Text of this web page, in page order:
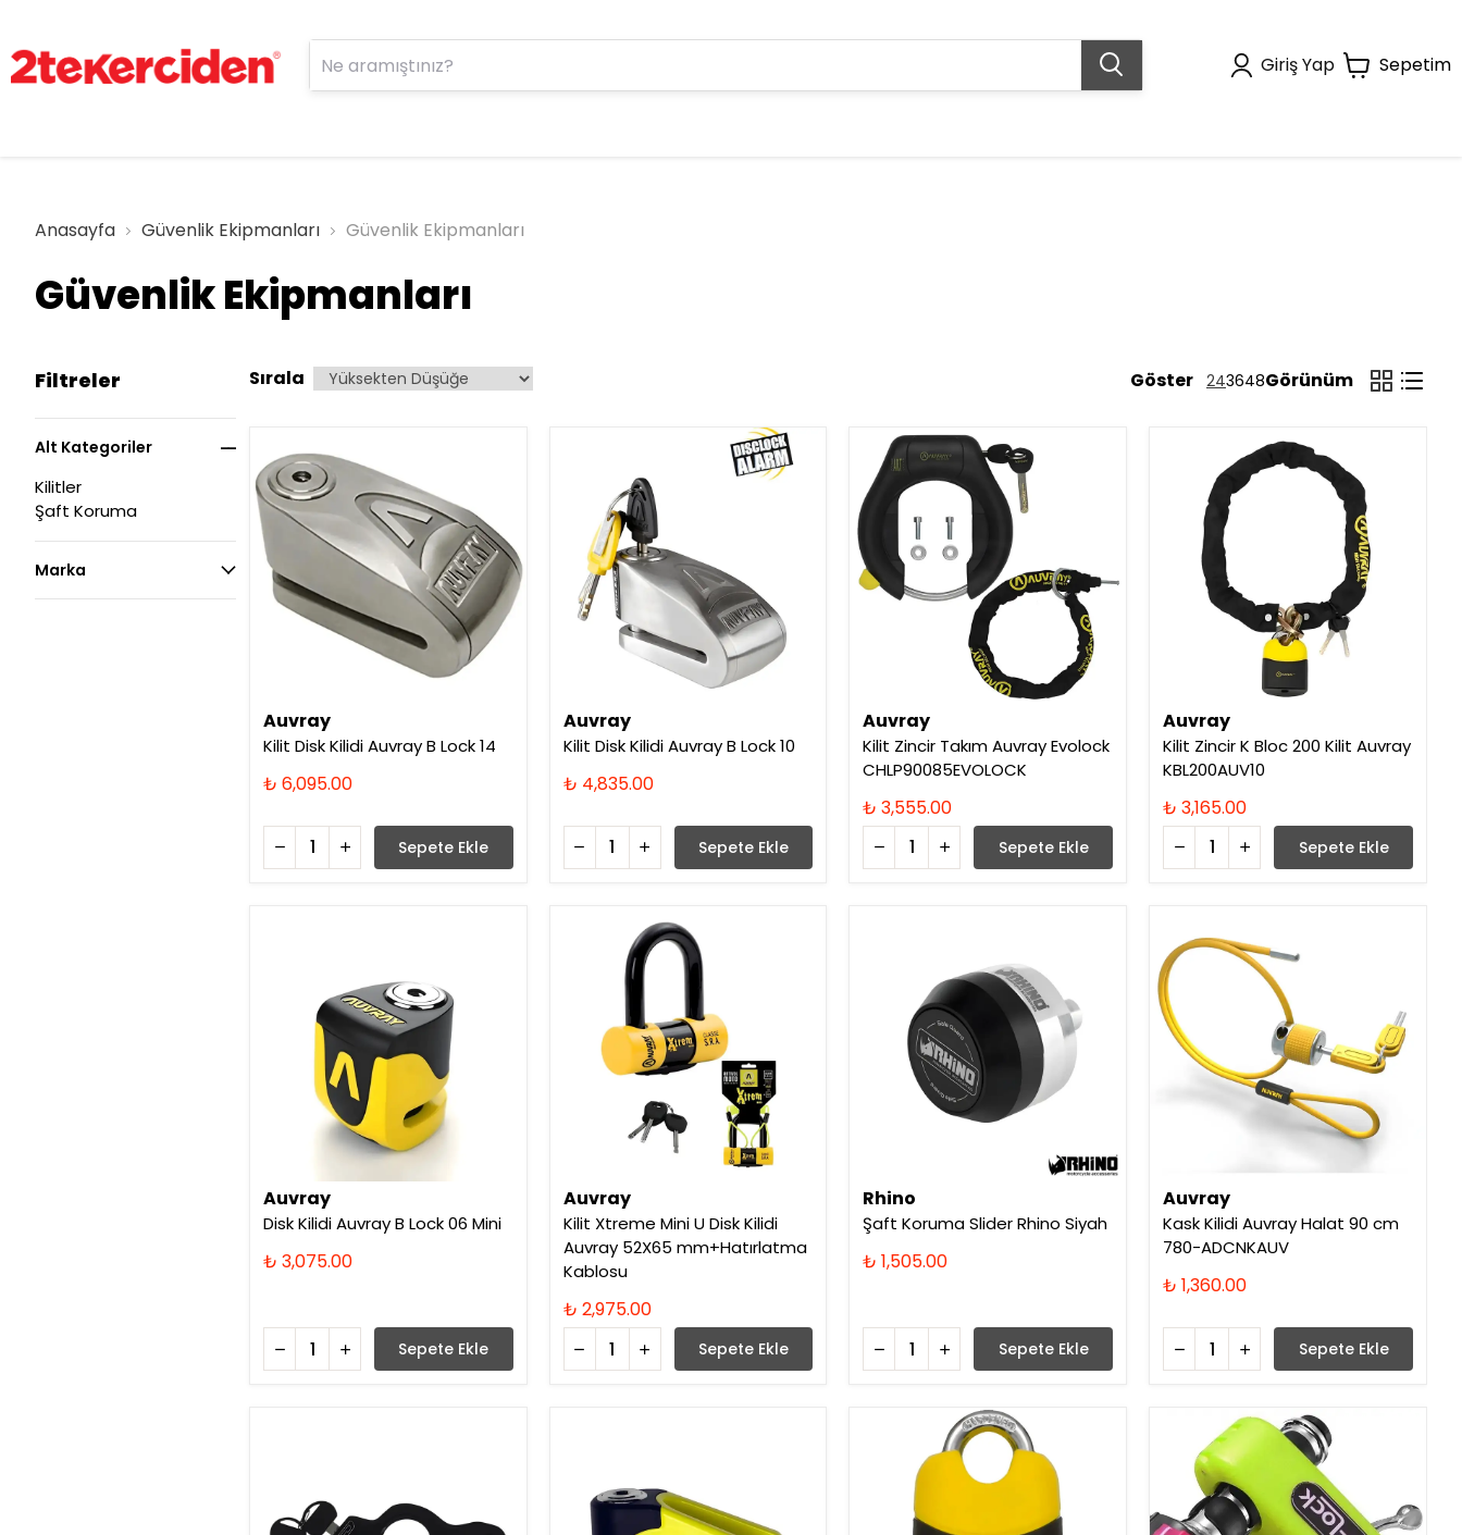
Giriş Yap Sepetim
Anasayfa Güvenlik Ekipmanları Güvenlik Ekipmanları
Güvenlik Ekipmanları
Filtreler
Alt Kategoriler
Kilitler
Şaft Koruma
Marka
Sırala Göster 243648Görünüm
Auvray
Kilit Disk Kilidi Auvray B Lock 14
₺ 6,095.00
Sepete Ekle
Auvray
Kilit Disk Kilidi Auvray B Lock 10
₺ 4,835.00
Sepete Ekle
Auvray
Kilit Zincir Takım Auvray Evolock
CHLP90085EVOLOCK
₺ 3,555.00
Sepete Ekle
Auvray
Kilit Zincir K Bloc 200 Kilit Auvray
KBL200AUV10
₺ 3,165.00
Sepete Ekle
Auvray
Disk Kilidi Auvray B Lock 06 Mini
₺ 3,075.00
Sepete Ekle
Auvray
Kilit Xtreme Mini U Disk Kilidi
Auvray 52X65 mm+Hatırlatma
Kablosu
₺ 2,975.00
Sepete Ekle
Rhino
Şaft Koruma Slider Rhino Siyah
₺ 1,505.00
Sepete Ekle
Auvray
Kask Kilidi Auvray Halat 90 cm
780-ADCNKAUV
₺ 1,360.00
Sepete Ekle